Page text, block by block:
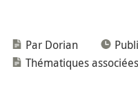
Par Dorian
Thématiques